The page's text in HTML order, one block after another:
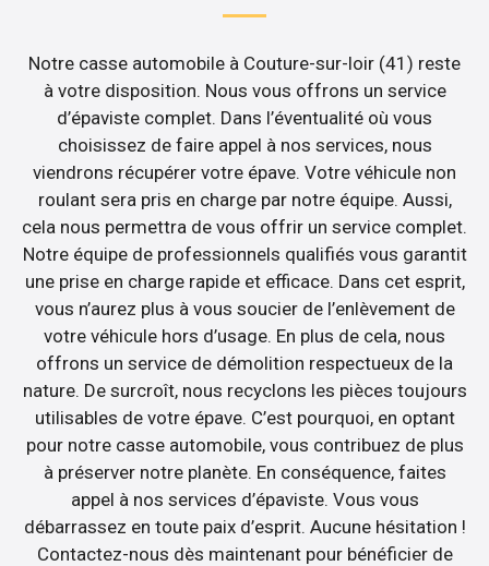
Notre casse automobile à Couture-sur-loir (41) reste
à votre disposition. Nous vous offrons un service
d’épaviste complet. Dans l’éventualité où vous
choisissez de faire appel à nos services, nous
viendrons récupérer votre épave. Votre véhicule non
roulant sera pris en charge par notre équipe. Aussi,
cela nous permettra de vous offrir un service complet.
Notre équipe de professionnels qualifiés vous garantit
une prise en charge rapide et efficace. Dans cet esprit,
vous n’aurez plus à vous soucier de l’enlèvement de
votre véhicule hors d’usage. En plus de cela, nous
offrons un service de démolition respectueux de la
nature. De surcroît, nous recyclons les pièces toujours
utilisables de votre épave. C’est pourquoi, en optant
pour notre casse automobile, vous contribuez de plus
à préserver notre planète. En conséquence, faites
appel à nos services d’épaviste. Vous vous
débarrassez en toute paix d’esprit. Aucune hésitation !
Contactez-nous dès maintenant pour bénéficier de